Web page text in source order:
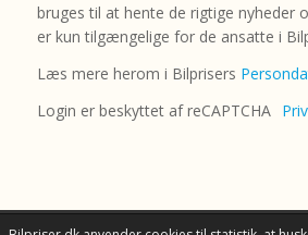
bruges til at hente de rigtige nyheder
er kun tilgængelige for de ansatte i
Læs mere herom i Bilprisers
Login er beskyttet af reCAPTCHA